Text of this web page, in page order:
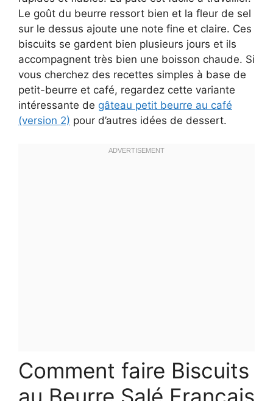
Le goût du beurre ressort bien et la fleur de sel
sur le dessus ajoute une note fine et claire. Ces
biscuits se gardent bien plusieurs jours et ils
accompagnent très bien une boisson chaude. Si
vous cherchez des recettes simples à base de
petit-beurre et café, regardez cette variante
intéressante de gâteau petit beurre au café
(version 2) pour d’autres idées de dessert.
Comment faire Biscuits